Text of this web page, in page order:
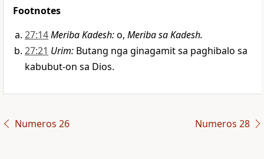
Footnotes
27:14Meriba Kadesh:o, Meriba sa Kadesh.
27:21 Urim: Butang nga ginagamit sa paghibalo sa
kabubut-on sa Dios.
Numeros 26 Numeros 28